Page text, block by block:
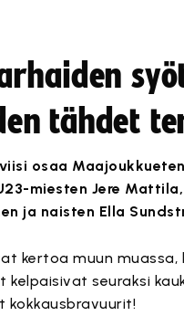
tähdet
osaa
miesten Jere
ja naisten Ella
kertoa muun
kelpaisivat seuraksi